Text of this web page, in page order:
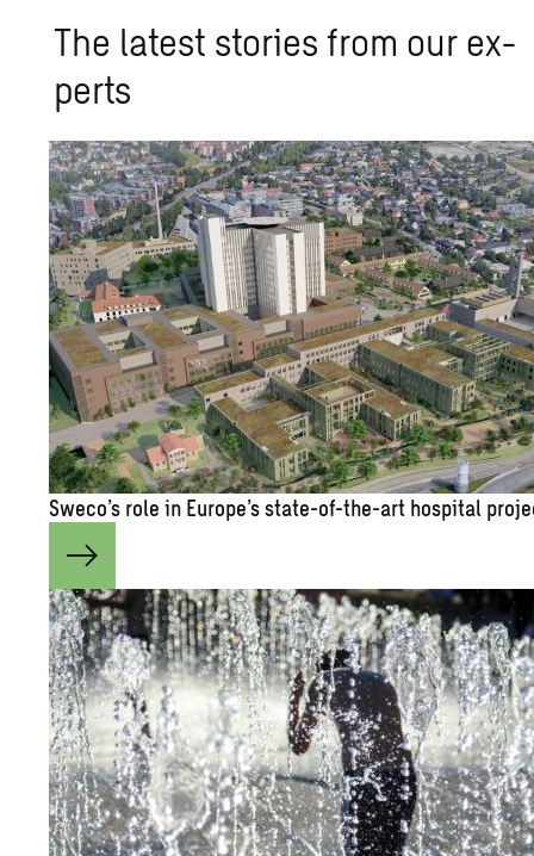
The lat­est sto­ries from our ex­
perts
Sweco’s role in Eu­rope’s state-of-the-art hos­pi­tal